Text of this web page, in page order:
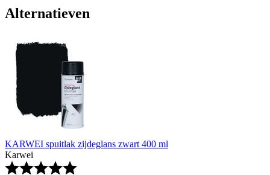
Alternatieven
KARWEI spuitlak zijdeglans zwart 400 ml
Karwei